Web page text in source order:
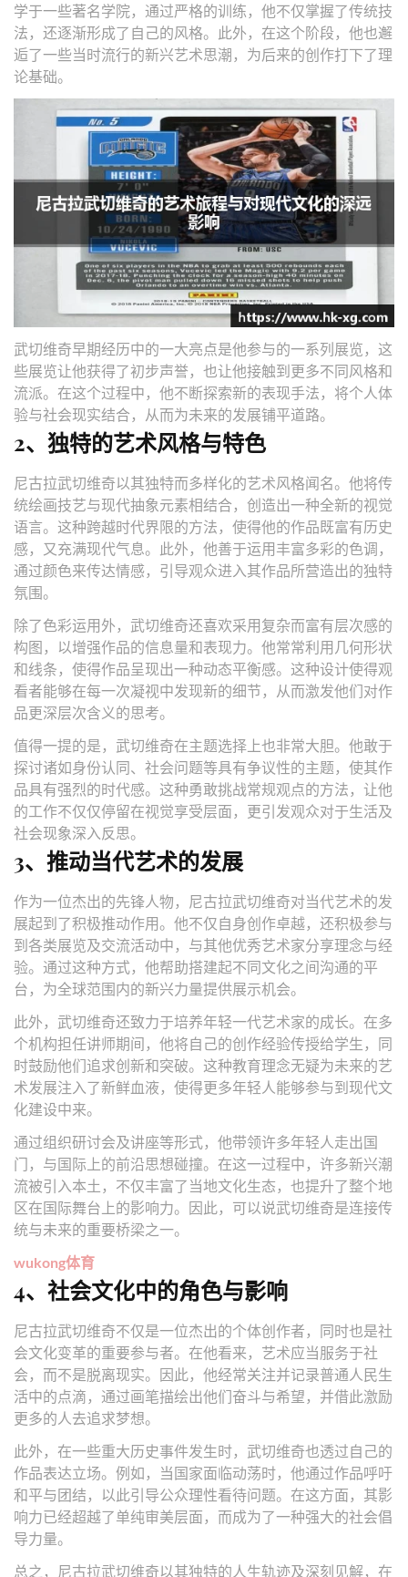
学于一些著名学院，通过严格的训练，他不仅掌握了传统技
法，还逐渐形成了自己的风格。此外，在这个阶段，他也邂
逅了一些当时流行的新兴艺术思潮，为后来的创作打下了理
论基础。
武切维奇早期经历中的一大亮点是他参与的一系列展览，这
些展览让他获得了初步声誉，也让他接触到更多不同风格和
流派。在这个过程中，他不断探索新的表现手法，将个人体
验与社会现实结合，从而为未来的发展铺平道路。
2、独特的艺术风格与特色
尼古拉武切维奇以其独特而多样化的艺术风格闻名。他将传
统绘画技艺与现代抽象元素相结合，创造出一种全新的视觉
语言。这种跨越时代界限的方法，使得他的作品既富有历史
感，又充满现代气息。此外，他善于运用丰富多彩的色调，
通过颜色来传达情感，引导观众进入其作品所营造出的独特
氛围。
除了色彩运用外，武切维奇还喜欢采用复杂而富有层次感的
构图，以增强作品的信息量和表现力。他常常利用几何形状
和线条，使得作品呈现出一种动态平衡感。这种设计使得观
看者能够在每一次凝视中发现新的细节，从而激发他们对作
品更深层次含义的思考。
值得一提的是，武切维奇在主题选择上也非常大胆。他敢于
探讨诸如身份认同、社会问题等具有争议性的主题，使其作
品具有强烈的时代感。这种勇敢挑战常规观点的方法，让他
的工作不仅仅停留在视觉享受层面，更引发观众对于生活及
社会现象深入反思。
3、推动当代艺术的发展
作为一位杰出的先锋人物，尼古拉武切维奇对当代艺术的发
展起到了积极推动作用。他不仅自身创作卓越，还积极参与
到各类展览及交流活动中，与其他优秀艺术家分享理念与经
验。通过这种方式，他帮助搭建起不同文化之间沟通的平
台，为全球范围内的新兴力量提供展示机会。
此外，武切维奇还致力于培养年轻一代艺术家的成长。在多
个机构担任讲师期间，他将自己的创作经验传授给学生，同
时鼓励他们追求创新和突破。这种教育理念无疑为未来的艺
术发展注入了新鲜血液，使得更多年轻人能够参与到现代文
化建设中来。
通过组织研讨会及讲座等形式，他带领许多年轻人走出国
门，与国际上的前沿思想碰撞。在这一过程中，许多新兴潮
流被引入本土，不仅丰富了当地文化生态，也提升了整个地
区在国际舞台上的影响力。因此，可以说武切维奇是连接传
统与未来的重要桥梁之一。
wukong体育
4、社会文化中的角色与影响
尼古拉武切维奇不仅是一位杰出的个体创作者，同时也是社
会文化变革的重要参与者。在他看来，艺术应当服务于社
会，而不是脱离现实。因此，他经常关注并记录普通人民生
活中的点滴，通过画笔描绘出他们奋斗与希望，并借此激励
更多的人去追求梦想。
此外，在一些重大历史事件发生时，武切维奇也透过自己的
作品表达立场。例如，当国家面临动荡时，他通过作品呼吁
和平与团结，以此引导公众理性看待问题。在这方面，其影
响力已经超越了单纯审美层面，而成为了一种强大的社会倡
导力量。
总之，尼古拉武切维奇以其独特的人生轨迹及深刻见解，在